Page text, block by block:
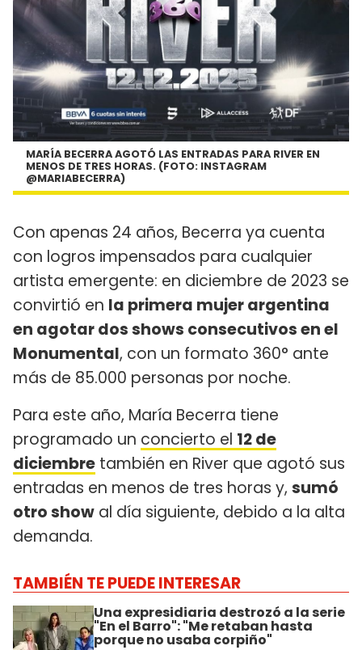
MARÍA BECERRA AGOTÓ LAS ENTRADAS PARA RIVER EN
MENOS DE TRES HORAS. (FOTO: INSTAGRAM
@MARIABECERRA)
Con apenas 24 años, Becerra ya cuenta
con logros impensados para cualquier
artista emergente: en diciembre de 2023 se
convirtió en la primera mujer argentina
en agotar dos shows consecutivos en el
Monumental, con un formato 360° ante
más de 85.000 personas por noche.
Para este año, María Becerra tiene
programado un concierto el 12 de
diciembre también en River que agotó sus
entradas en menos de tres horas y, sumó
otro show al día siguiente, debido a la alta
demanda.
TAMBIÉN TE PUEDE INTERESAR
Una expresidiaria destrozó a la serie
"En el Barro": "Me retaban hasta
porque no usaba corpiño"